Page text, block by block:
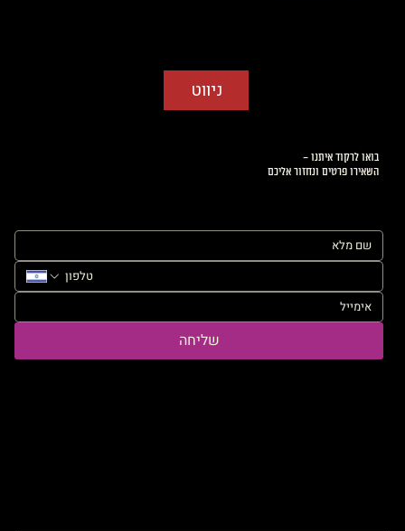
ניווט
בואו לרקוד איתנו –
השאירו פרטים ונחזור אליכם
שליחה